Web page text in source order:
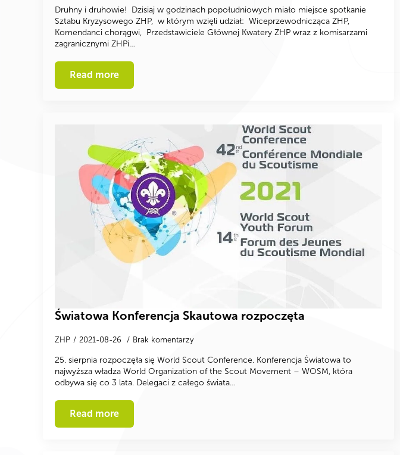
Druhny i druhowie! Dzisiaj w godzinach popołudniowych miało miejsce spotkanie
Sztabu Kryzysowego ZHP, w którym wzięli udział: Wiceprzewodnicząca ZHP,
Komendanci chorągwi, Przedstawiciele Głównej Kwatery ZHP wraz z komisarzami
zagranicznymi ZHPi…
Read more
Światowa Konferencja Skautowa rozpoczęta
ZHP 2021-08-26 Brak komentarzy
25. sierpnia rozpoczęła się World Scout Conference. Konferencja Światowa to
najwyższa władza World Organization of the Scout Movement – WOSM, która
odbywa się co 3 lata. Delegaci z całego świata…
Read more